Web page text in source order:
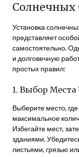
Солнечных
Установка
представляет
самостоятельно.
и долговечную
простых правил:
1. Выбор Места
Выберите место,
максимальное
Избегайте мест,
зданиями.
листьями, грязью